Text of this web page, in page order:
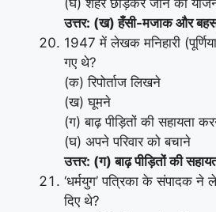
(घ) शहर छोड़कर जाने की
उत्तर: (ख) हँसी-मजाक और
1947 में लेखक मनिहारी
गए थे?
(क) रिपोर्ताज लिखने
(ख) घूमने
(ग) बाढ़ पीड़ितों की सहायता
(घ) अपने परिवार को बचाने
उत्तर: (ग) बाढ़ पीड़ितों की
‘धर्मयुग’ पत्रिका के संपादक
दिए थे?